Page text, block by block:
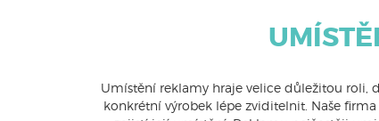
Umístění reklamy hraje velice důležitou roli,
konkrétní výrobek lépe zviditelnit. Naše firma